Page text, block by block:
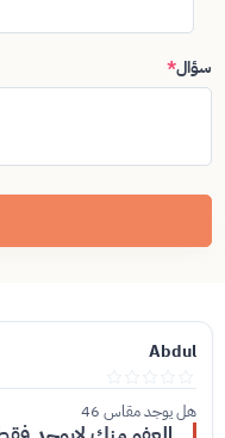
سؤال*
Abdul
هل يوجد مقاس 46